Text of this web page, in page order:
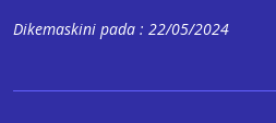
Dikemaskini pada : 22/05/2024